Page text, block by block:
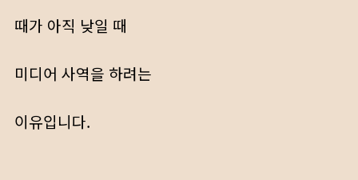
때가 아직 낮일 때
미디어 사역을 하려는
이유입니다.